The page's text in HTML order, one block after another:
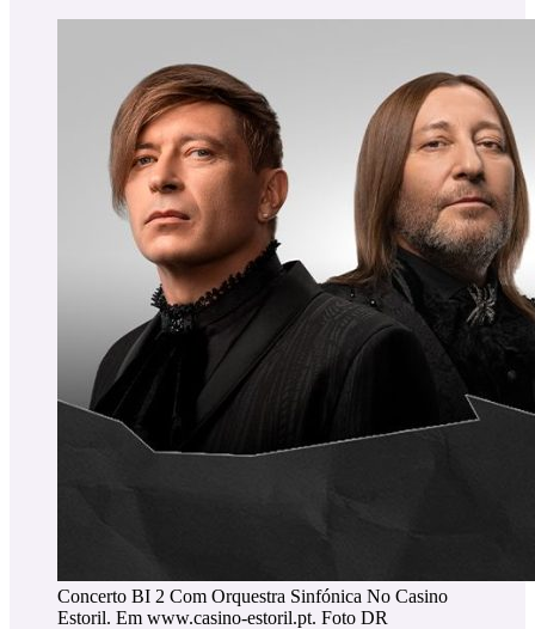
Concerto BI 2 Com Orquestra Sinfónica No Casino
Estoril. Em www.casino-estoril.pt. Foto DR